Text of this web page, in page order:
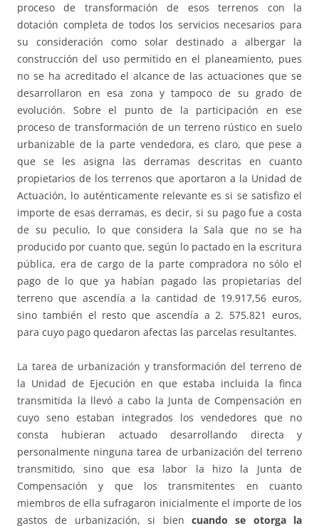
proceso de transformación de esos terrenos con la
dotación completa de todos los servicios necesarios para
su consideración como solar destinado a albergar la
construcción del uso permitido en el planeamiento, pues
no se ha acreditado el alcance de las actuaciones que se
desarrollaron en esa zona y tampoco de su grado de
evolución. Sobre el punto de la participación en ese
proceso de transformación de un terreno rústico en suelo
urbanizable de la parte vendedora, es claro, que pese a
que se les asigna las derramas descritas en cuanto
propietarios de los terrenos que aportaron a la Unidad de
Actuación, lo auténticamente relevante es si se satisfizo el
importe de esas derramas, es decir, si su pago fue a costa
de su peculio, lo que considera la Sala que no se ha
producido por cuanto que, según lo pactado en la escritura
pública, era de cargo de la parte compradora no sólo el
pago de lo que ya habían pagado las propietarias del
terreno que ascendía a la cantidad de 19.917,56 euros,
sino también el resto que ascendía a 2. 575.821 euros,
para cuyo pago quedaron afectas las parcelas resultantes.
La tarea de urbanización y transformación del terreno de
la Unidad de Ejecución en que estaba incluida la finca
transmitida la llevó a cabo la Junta de Compensación en
cuyo seno estaban integrados los vendedores que no
consta hubieran actuado desarrollando directa y
personalmente ninguna tarea de urbanización del terreno
transmitido, sino que esa labor la hizo la Junta de
Compensación y que los transmitentes en cuanto
miembros de ella sufragaron inicialmente el importe de los
gastos de urbanización, si bien cuando se otorga la